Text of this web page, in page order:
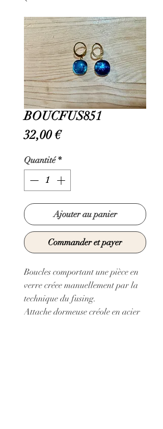
BOUCFUS851
32,00 €Prix
Quantité *
Ajouter au panier
Commander et payer
Boucles comportant une pièce en
verre créee manuellement par la
technique du fusing.
Attache dormeuse créole en acier